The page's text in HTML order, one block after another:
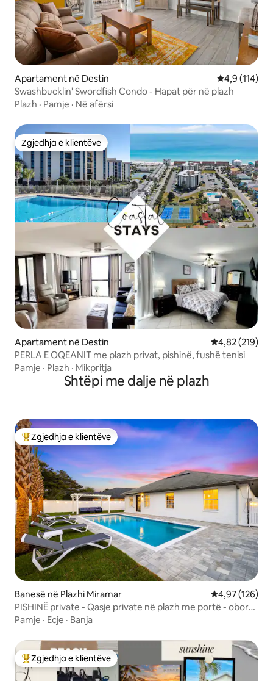
Apartament në Destin Vlerësimi
4,9 (114)
Swashbucklin' Swordfish Condo - Hapat për në plazh
Plazh · Pamje · Në afërsi
Zgjedhja e klientëve
Zgjedhja e klientëve
Apartament në Destin Vlerësimi
4,82 (219)
PERLA E OQEANIT me plazh privat, pishinë, fushë tenisi
Pamje · Plazh · Mikpritja
Shtëpi me dalje në plazh
Më të mirat e zgjedhjeve të klientëve
Zgjedhja e klientëve
Banesë në Plazhi Miramar Vlerësimi
4,97 (126)
PISHINË private - Qasje private në plazh me portë - oborr i
pasmë
Pamje · Ecje · Banja
Më të mirat e zgjedhjeve të klientëve
Zgjedhja e klientëve